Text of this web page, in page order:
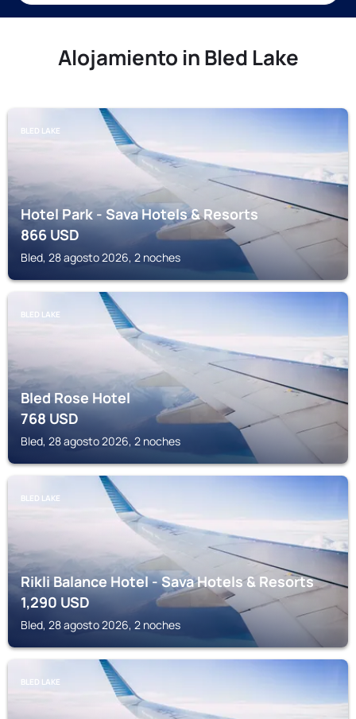
Alojamiento in Bled Lake
BLED LAKE
Hotel Park - Sava Hotels & Resorts
866USD
Bled, 28 agosto 2026, 2 noches
BLED LAKE
Bled Rose Hotel
768USD
Bled, 28 agosto 2026, 2 noches
BLED LAKE
Rikli Balance Hotel - Sava Hotels & Resorts
1,290 USD
Bled, 28 agosto 2026, 2 noches
BLED LAKE